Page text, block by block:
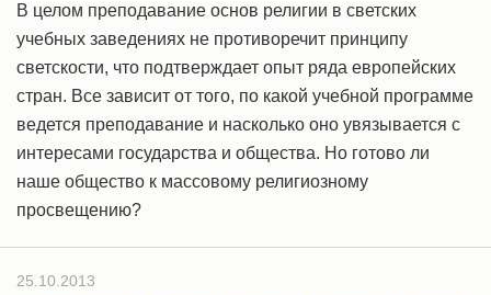
В целом преподавание основ религии в светских
учебных заведениях не противоречит принципу
светскости, что подтверждает опыт ряда европейских
стран. Все зависит от того, по какой учебной программе
ведется преподавание и насколько оно увязывается с
интересами государства и общества. Но готово ли
наше общество к массовому религиозному
просвещению?
25.10.2013